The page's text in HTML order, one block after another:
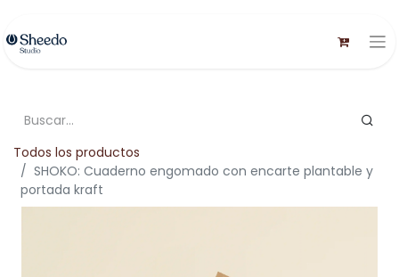
Todos los productos
SHOKO: Cuaderno engomado con encarte plantable y
portada kraft